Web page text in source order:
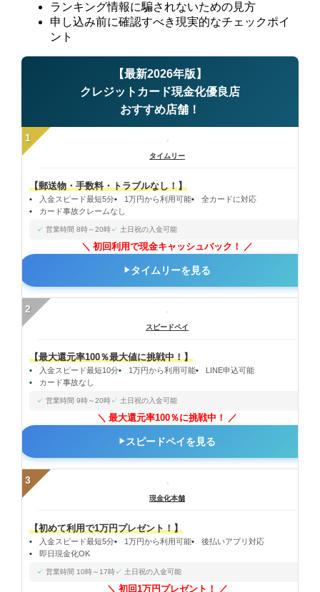
ランキング情報に騙されないための見方
申し込み前に確認すべき現実的なチェックポイ
ント
【最新2026年版】
クレジットカード現金化優良店
おすすめ店舗！
1
タイムリー
【郵送物・手数料・トラブルなし！】
入金スピード最短5分 1万円から利用可能
全カードに対応
カード事故クレームなし
営業時間 8時～20時 土日祝の入金可能
初回利用で現金キャッシュバック！
タイムリーを見る
2
スピードペイ
【最大還元率100％最大値に挑戦中！】
入金スピード最短10分 1万円から利用可能
LINE申込可能
カード事故なし
営業時間 9時～20時 土日祝の入金可能
最大還元率100％に挑戦中！
スピードペイを見る
3
現金化本舗
【初めて利用で1万円プレゼント！】
入金スピード最短5分 1万円から利用可能
後払いアプリ対応
即日現金化OK
営業時間 10時～17時 土日祝の入金可能
初回1万円プレゼント！